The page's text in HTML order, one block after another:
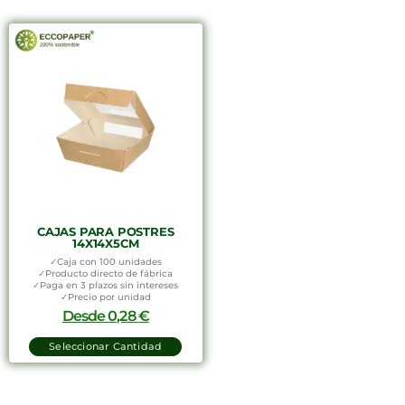
CAJAS PARA POSTRES
14X14X5CM
✓Caja con 100 unidades
✓Producto directo de fábrica
✓Paga en 3 plazos sin intereses
✓Precio por unidad
Desde0,28€
Seleccionar Cantidad